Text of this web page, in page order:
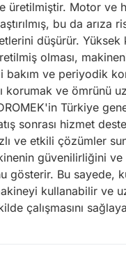
üretilmiştir. Motor ve
bu da arıza
düşürür.
olması,
bakım ve periyodik
korumak ve ömrünü
Türkiye
sonrası hizmet
ve etkili çözümler
güvenilirliğini
gösterir. Bu sayede,
kullanabilir ve
çalışmasını